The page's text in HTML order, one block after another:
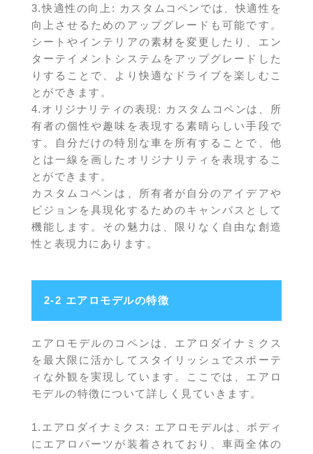
3.快適性の向上: カスタムコペンでは、快適性を
向上させるためのアップグレードも可能です。
シートやインテリアの素材を変更したり、エン
ターテイメントシステムをアップグレードした
りすることで、より快適なドライブを楽しむこ
とができます。
4.オリジナリティの表現: カスタムコペンは、所
有者の個性や趣味を表現する素晴らしい手段で
す。自分だけの特別な車を所有することで、他
とは一線を画したオリジナリティを表現するこ
とができます。
カスタムコペンは、所有者が自分のアイデアや
ビジョンを具現化するためのキャンバスとして
機能します。その魅力は、限りなく自由な創造
性と表現力にあります。
2-2 エアロモデルの特徴
エアロモデルのコペンは、エアロダイナミクス
を最大限に活かしてスタイリッシュでスポーテ
ィな外観を実現しています。ここでは、エアロ
モデルの特徴について詳しく見ていきます。
1.エアロダイナミクス: エアロモデルは、ボディ
にエアロパーツが装着されており、車両全体の